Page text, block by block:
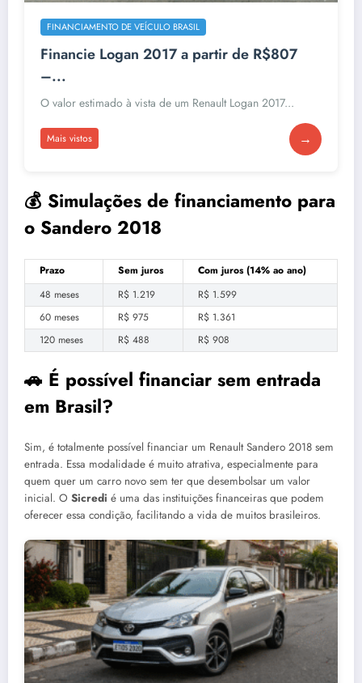
FINANCIAMENTO DE VEÍCULO BRASIL
Financie Logan 2017 a partir de R$807
–...
O valor estimado à vista de um Renault Logan 2017...
Mais vistos →
💰 Simulações de financiamento para
o Sandero 2018
Prazo Sem juros
Com juros (14% ao ano)
48 meses
R$ 1.219
R$ 1.599
60 meses
R$ 975
R$ 1.361
120 meses
R$ 488 R$ 908
🚗 É possível financiar sem entrada
em Brasil?
Sim, é totalmente possível financiar um Renault Sandero 2018 sem
entrada. Essa modalidade é muito atrativa, especialmente para
quem quer um carro novo sem ter que desembolsar um valor
inicial. O Sicredi é uma das instituições financeiras que podem
oferecer essa condição, facilitando a vida de muitos brasileiros.